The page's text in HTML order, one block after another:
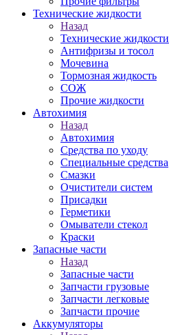
Технические жидкости
Назад
Технические жидкости
Антифризы и тосол
Мочевина
Тормозная жидкость
СОЖ
Прочие жидкости
Автохимия
Назад
Автохимия
Средства по уходу
Специальные средства
Смазки
Очистители систем
Присадки
Герметики
Омыватели стекол
Краски
Запасные части
Назад
Запасные части
Запчасти грузовые
Запчасти легковые
Запчасти прочие
Аккумуляторы